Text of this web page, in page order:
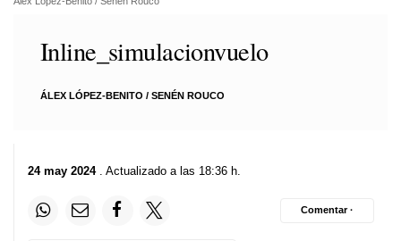
Inline_simulacionvuelo
ÁLEX LÓPEZ-BENITO / SENÉN ROUCO
24 may 2024. Actualizado a las 18:36 h.
Comentar ·